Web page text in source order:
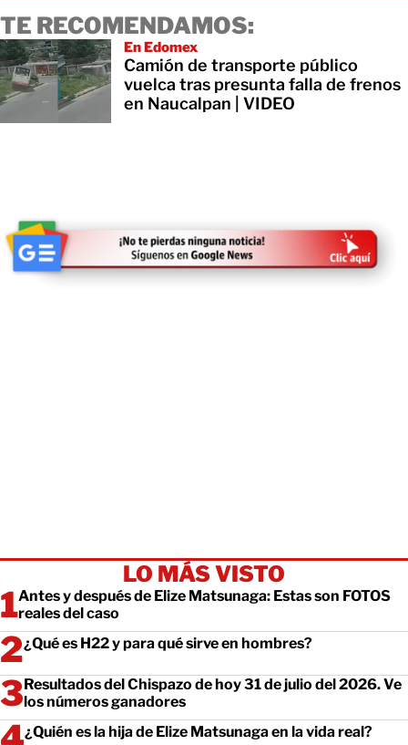
TE RECOMENDAMOS:
En Edomex
Camión de transporte público
vuelca tras presunta falla de frenos
en Naucalpan | VIDEO
LO MÁS VISTO
Antes y después de Elize Matsunaga: Estas son FOTOS
reales del caso
¿Qué es H22 y para qué sirve en hombres?
Resultados del Chispazo de hoy 31 de julio del 2026. Ve
los números ganadores
¿Quién es la hija de Elize Matsunaga en la vida real?